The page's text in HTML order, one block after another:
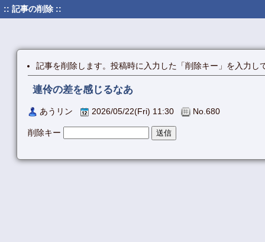
:: 記事の削除 ::
記事を削除します。投稿時に入力した「削除キー」を入力し
連伶の差を感じるなあ
あうリン 2026/05/22(Fri) 11:30 No.680
削除キー